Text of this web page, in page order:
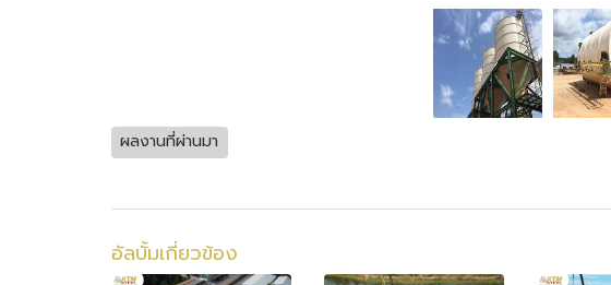
ผลงานที่ผ่านมา
อัลบั้มเกี่ยวข้อง